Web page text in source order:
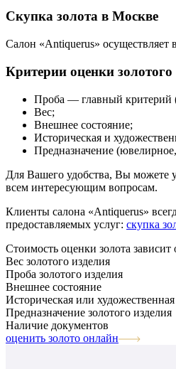
Скупка золота в Москве
Салон «Antiquerus»
Критерии оценки золотого
Проба — главный критерий
Вес;
Внешнее состояние;
Историческая и
Предназначение
Для Вашего удобства, Вы можете
всем интересующим вопросам.
Клиенты салона «Antiquerus»
предоставляемых услуг: скупка
Стоимость оценки золота зависит
Вес золотого изделия
Проба золотого изделия
Внешнее состояние
Историческая или
Предназначение золотого изделия
Наличие документов
оценить золото онлайн